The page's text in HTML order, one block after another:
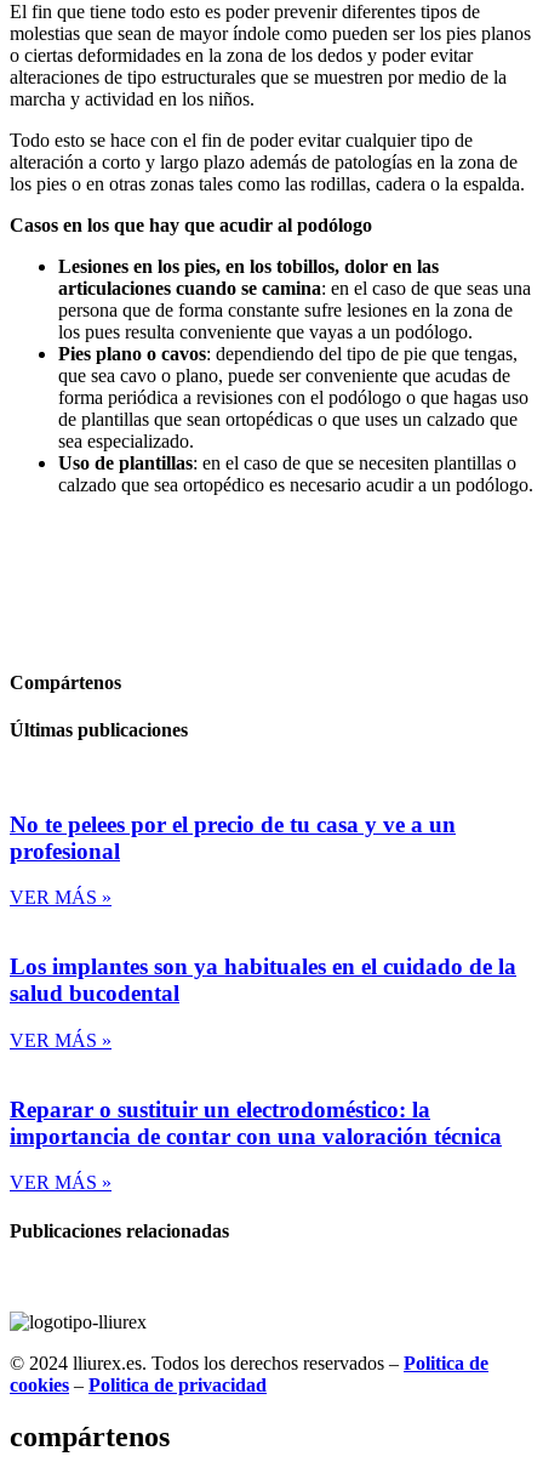
El fin que tiene todo esto es poder prevenir diferentes tipos de
molestias que sean de mayor índole como pueden ser los pies planos
o ciertas deformidades en la zona de los dedos y poder evitar
alteraciones de tipo estructurales que se muestren por medio de la
marcha y actividad en los niños.
Todo esto se hace con el fin de poder evitar cualquier tipo de
alteración a corto y largo plazo además de patologías en la zona de
los pies o en otras zonas tales como las rodillas, cadera o la espalda.
Casos en los que hay que acudir al podólogo
Lesiones en los pies, en los tobillos, dolor en las
articulaciones cuando se camina: en el caso de que seas una
persona que de forma constante sufre lesiones en la zona de
los pues resulta conveniente que vayas a un podólogo.
Pies plano o cavos: dependiendo del tipo de pie que tengas,
que sea cavo o plano, puede ser conveniente que acudas de
forma periódica a revisiones con el podólogo o que hagas uso
de plantillas que sean ortopédicas o que uses un calzado que
sea especializado.
Uso de plantillas: en el caso de que se necesiten plantillas o
calzado que sea ortopédico es necesario acudir a un podólogo.
Compártenos
Últimas publicaciones
No te pelees por el precio de tu casa y ve a un
profesional
VER MÁS »
Los implantes son ya habituales en el cuidado de la
salud bucodental
VER MÁS »
Reparar o sustituir un electrodoméstico: la
importancia de contar con una valoración técnica
VER MÁS »
Publicaciones relacionadas
© 2024 lliurex.es. Todos los derechos reservados – Politica de
cookies – Politica de privacidad
compártenos